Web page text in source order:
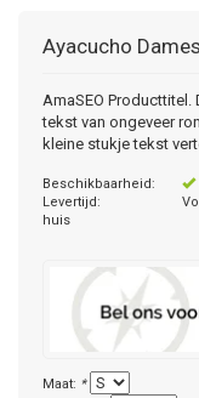
Ayacucho
AmaSEO
tekst van ongeveer
kleine stukje tekst
Beschikbaarheid:
Levertijd:
huis
Maat: *